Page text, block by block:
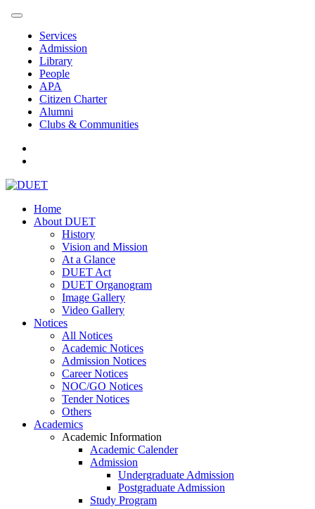
Services
Admission
Library
People
APA
Citizen Charter
Alumni
Clubs & Communities
Home
About DUET
History
Vision and Mission
At a Glance
DUET Act
DUET Organogram
Image Gallery
Video Gallery
Notices
All Notices
Academic Notices
Admission Notices
Career Notices
NOC/GO Notices
Tender Notices
Others
Academics
Academic Information
Academic Calender
Admission
Undergraduate Admission
Postgraduate Admission
Study Program